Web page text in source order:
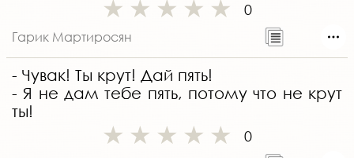
0
Гарик Мартиросян
- Чувак! Ты крут! Дай пять!
- Я не дам тебе пять, потому что не крут
ты!
0